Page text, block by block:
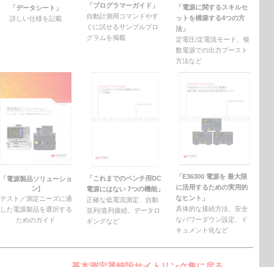
「データシート」
詳しい仕様を記載
「プログラマーガイド」
自動計測用コマンドやす
ぐに試せるサンプルプロ
グラムを掲載
「電源に関するスキルセ
ットを構築する4つの方
法」
定電圧/定電流モード、複
数電源での出力ブースト
方法など
「電源製品ソリューショ
ン]
テスト／測定ニーズに適
した電源製品を選択する
ためのガイド
「これまでのベンチ用DC
電源にはない 7つの機能」
正確な低電流測定、自動
並列/直列接続、データロ
ギングなど
「E36300 電源を 最大限
に活用するための実用的
なヒント」
具体的な接続方法、安全
なパワーダウン設定、ド
キュメント化など